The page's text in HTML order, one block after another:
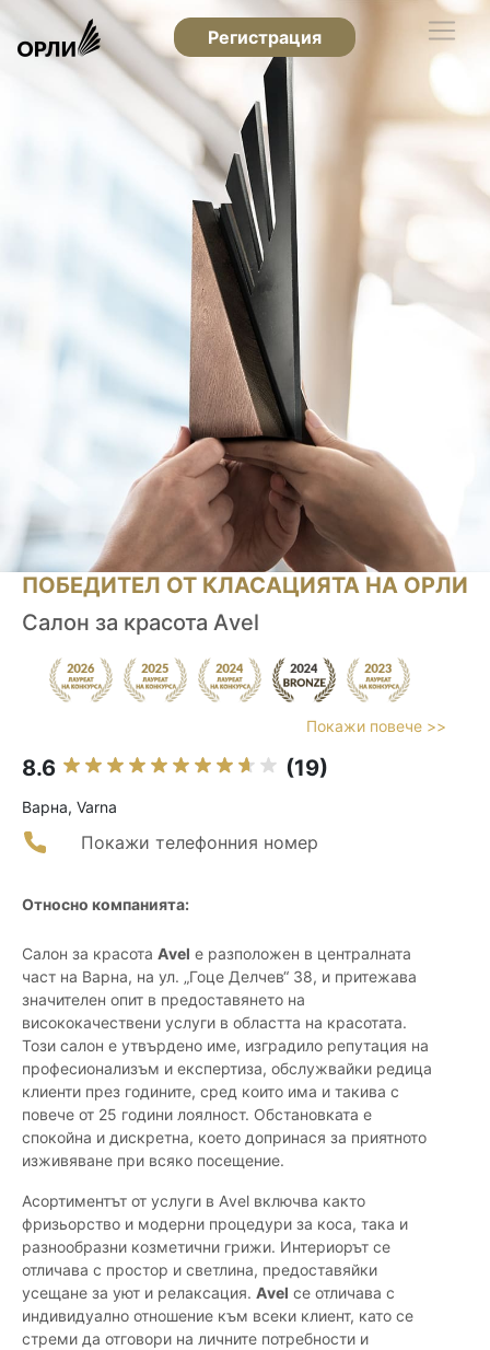
Регистрация
ПОБЕДИТЕЛ ОТ КЛАСАЦИЯТА НА ОРЛИ
Салон за красота Аvel
Покажи повече >>
8.6 (19)
Варна, Varna
Покажи телефонния номер
Относно компанията:
Салон за красота Аvel е разположен в централната
част на Варна, на ул. „Гоце Делчев“ 38, и притежава
значителен опит в предоставянето на
висококачествени услуги в областта на красотата.
Този салон е утвърдено име, изградило репутация на
професионализъм и експертиза, обслужвайки редица
клиенти през годините, сред които има и такива с
повече от 25 години лоялност. Обстановката е
спокойна и дискретна, което допринася за приятното
изживяване при всяко посещение.
Асортиментът от услуги в Аvel включва както
фризьорство и модерни процедури за коса, така и
разнообразни козметични грижи. Интериорът се
отличава с простор и светлина, предоставяйки
усещане за уют и релаксация. Аvel се отличава с
индивидуално отношение към всеки клиент, като се
стреми да отговори на личните потребности и